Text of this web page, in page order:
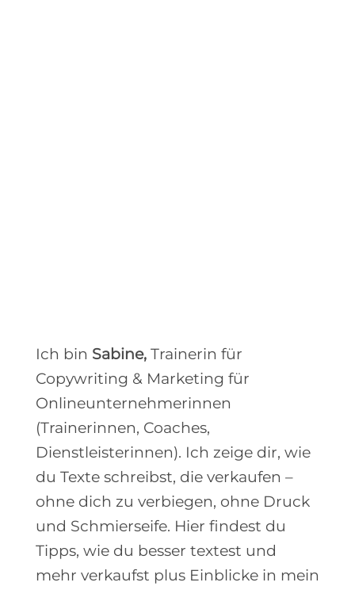
Ich bin Sabine, Trainerin für
Copywriting & Marketing für
Onlineunternehmerinnen
(Trainerinnen, Coaches,
Dienstleisterinnen). Ich zeige dir, wie
du Texte schreibst, die verkaufen –
ohne dich zu verbiegen, ohne Druck
und Schmierseife. Hier findest du
Tipps, wie du besser textest und
mehr verkaufst plus Einblicke in mein